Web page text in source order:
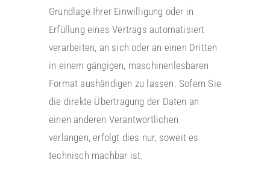
Grundlage Ihrer Einwilligung oder in
Erfüllung eines Vertrags automatisiert
verarbeiten, an sich oder an einen Dritten
in einem gängigen, maschinenlesbaren
Format aushändigen zu lassen. Sofern Sie
die direkte Übertragung der Daten an
einen anderen Verantwortlichen
verlangen, erfolgt dies nur, soweit es
technisch machbar ist.